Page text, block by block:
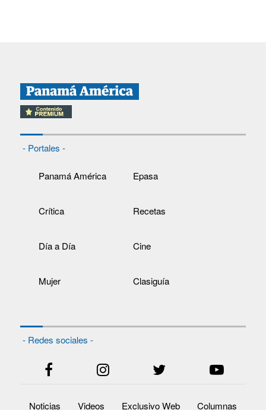
- Portales -
Panamá América Epasa
Crítica Recetas
Día a Día Cine
Mujer Clasiguía
- Redes sociales -
Noticias Videos Exclusivo Web Columnas